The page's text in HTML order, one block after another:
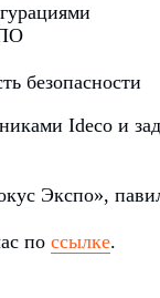
безопасности
Ideco и
Экспо»,
по ссылке.